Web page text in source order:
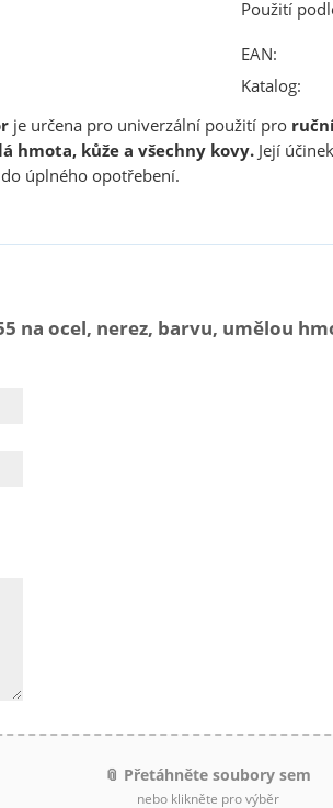
Použití
EAN:
Katalog:
je určena pro univerzální použití pro
hmota, kůže a všechny kovy. Její
úplného opotřebení.
na ocel, nerez, barvu, umělou
📎 Přetáhněte soubory sem
nebo klikněte pro výběr